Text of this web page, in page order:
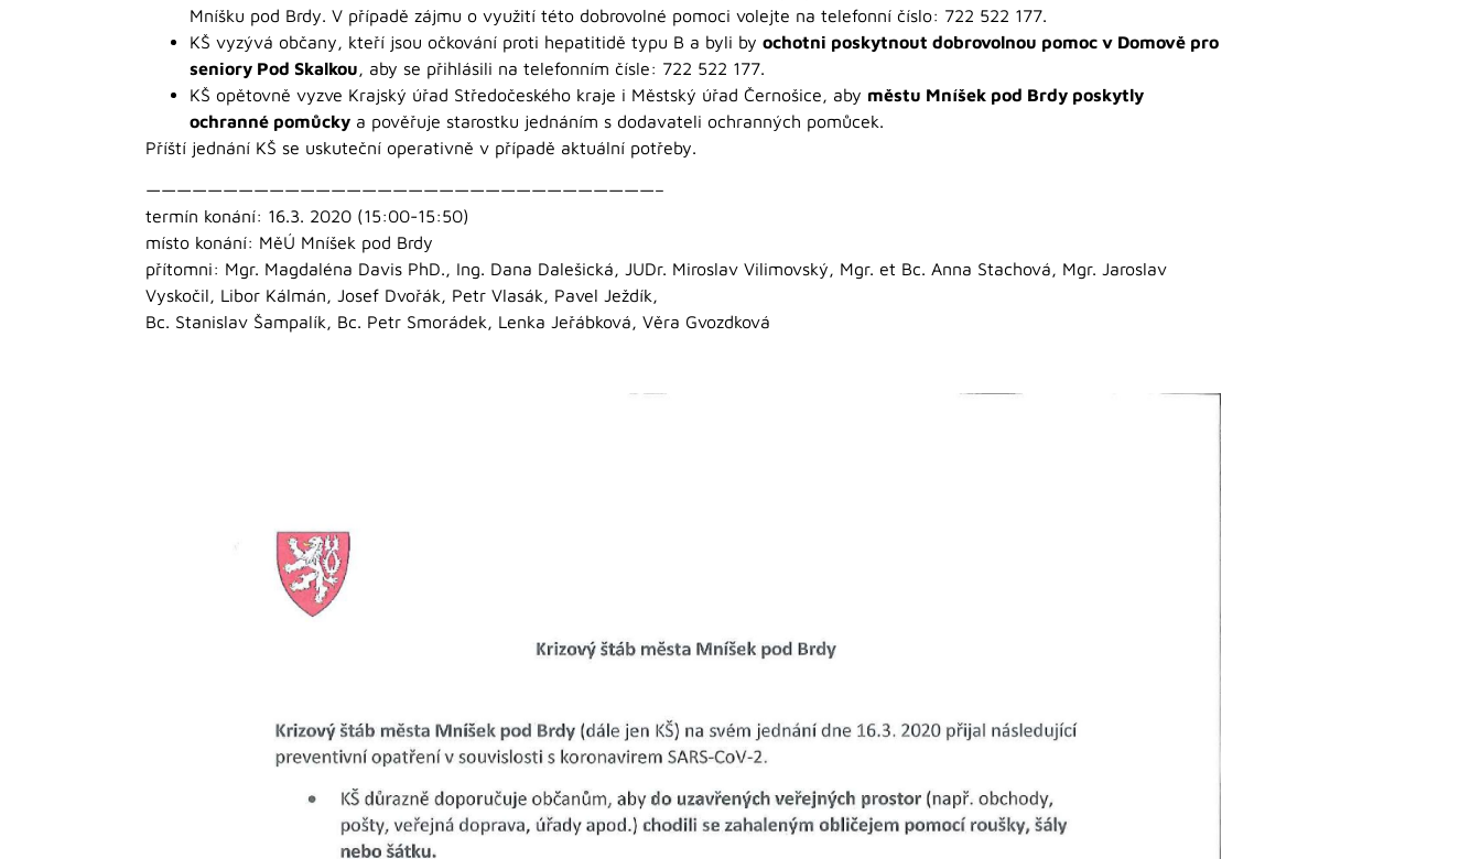
Mníšku pod Brdy. V případě zájmu o využití této dobrovolné pomoci volejte na telefonní číslo: 722 522 177.
KŠ vyzývá občany, kteří jsou očkování proti hepatitidě typu B a byli by ochotni poskytnout dobrovolnou pomoc v Domově pro
seniory Pod Skalkou, aby se přihlásili na telefonním čísle: 722 522 177.
KŠ opětovně vyzve Krajský úřad Středočeského kraje i Městský úřad Černošice, aby městu Mníšek pod Brdy poskytly
ochranné pomůcky a pověřuje starostku jednáním s dodavateli ochranných pomůcek.
Příští jednání KŠ se uskuteční operativně v případě aktuální potřeby.
—————————————————————————————————–
termín konání: 16.3. 2020 (15:00-15:50)
místo konání: MěÚ Mníšek pod Brdy
přítomni: Mgr. Magdaléna Davis PhD., Ing. Dana Dalešická, JUDr. Miroslav Vilimovský, Mgr. et Bc. Anna Stachová, Mgr. Jaroslav
Vyskočil, Libor Kálmán, Josef Dvořák, Petr Vlasák, Pavel Ježdík,
Bc. Stanislav Šampalík, Bc. Petr Smorádek, Lenka Jeřábková, Věra Gvozdková